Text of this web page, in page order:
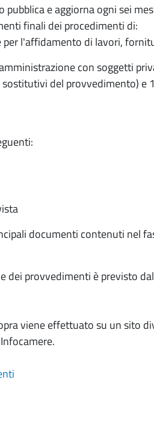
pubblica e aggiorna ogni sei
finali dei procedimenti di:
l'affidamento di lavori,
con soggetti
del provvedimento) e
documenti contenuti nel
dei provvedimenti è previsto
viene effettuato su un sito